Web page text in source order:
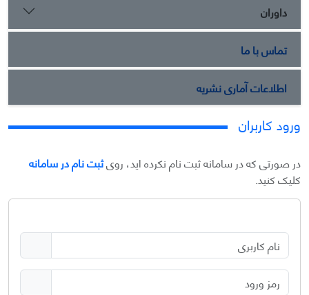
داوران
تماس با ما
اطلاعات آماری نشریه
ورود کاربران
در صورتی که در سامانه ثبت نام نکرده اید، رویثبت نام در سامانه
کلیک کنید.